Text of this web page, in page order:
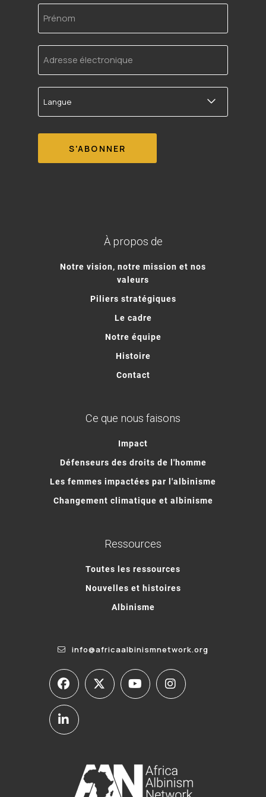
Prénom
Adresse
électronique
Langue
À propos de
Notre vision, notre mission et nos
valeurs
Piliers stratégiques
Le cadre
Notre équipe
Histoire
Contact
Ce que nous faisons
Impact
Défenseurs des droits de l'homme
Les femmes impactées par l'albinisme
Changement climatique et albinisme
Ressources
Toutes les ressources
Nouvelles et histoires
Albinisme
info@africaalbinismnetwork.org